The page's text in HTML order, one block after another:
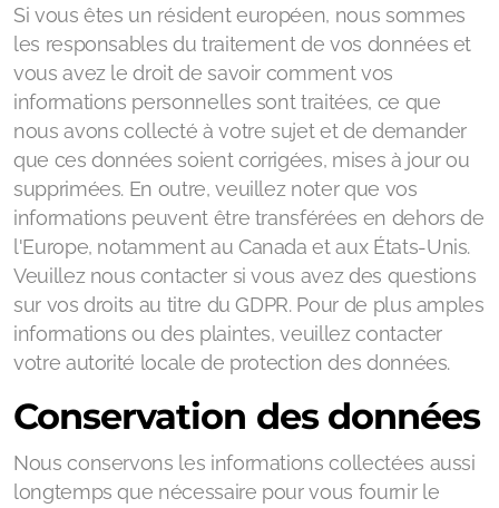
Si vous êtes un résident européen, nous sommes
les responsables du traitement de vos données et
vous avez le droit de savoir comment vos
informations personnelles sont traitées, ce que
nous avons collecté à votre sujet et de demander
que ces données soient corrigées, mises à jour ou
supprimées. En outre, veuillez noter que vos
informations peuvent être transférées en dehors de
l'Europe, notamment au Canada et aux États-Unis.
Veuillez nous contacter si vous avez des questions
sur vos droits au titre du GDPR. Pour de plus amples
informations ou des plaintes, veuillez contacter
votre autorité locale de protection des données.
Conservation des données
Nous conservons les informations collectées aussi
longtemps que nécessaire pour vous fournir le